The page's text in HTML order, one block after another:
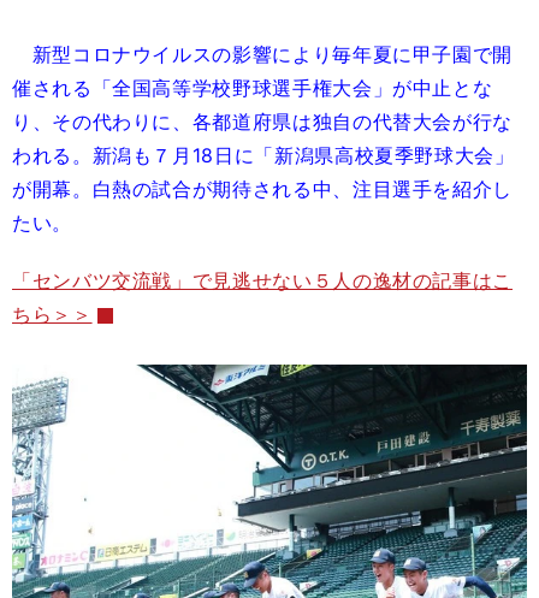
新型コロナウイルスの影響により毎年夏に甲子園で開
催される「全国高等学校野球選手権大会」が中止とな
り、その代わりに、各都道府県は独自の代替大会が行な
われる。新潟も７月18日に「新潟県高校夏季野球大会」
が開幕。白熱の試合が期待される中、注目選手を紹介し
たい。
「センバツ交流戦」で見逃せない５人の逸材の記事はこ
ちら＞＞